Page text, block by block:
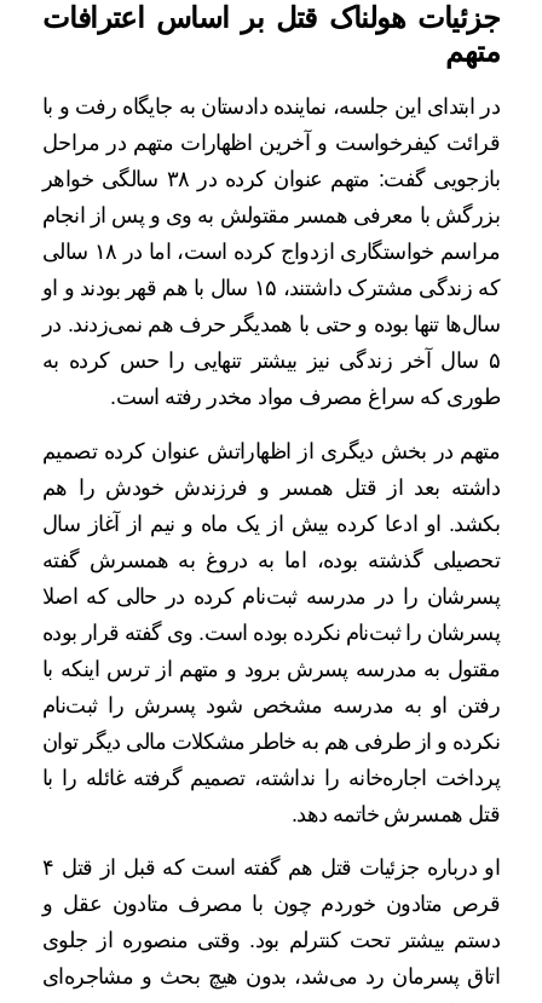
جزئیات هولناک قتل بر اساس اعترافات
متهم
در ابتدای این جلسه، نماینده دادستان به جایگاه رفت و با
قرائت کیفرخواست و آخرین اظهارات متهم در مراحل
بازجویی گفت: متهم عنوان کرده در ۳۸ سالگی خواهر
بزرگش با معرفی همسر مقتولش به وی و پس از انجام
مراسم خواستگاری ازدواج کرده است، اما در ۱۸ سالی
که زندگی مشترک داشتند، ۱۵ سال با هم قهر بودند و او
سال‌ها تنها بوده و حتی با همدیگر حرف هم نمی‌زدند. در
۵ سال آخر زندگی نیز بیشتر تنهایی را حس کرده به
طوری که سراغ مصرف مواد مخدر رفته است.
متهم در بخش دیگری از اظهاراتش عنوان کرده تصمیم
داشته بعد از قتل همسر و فرزندش خودش را هم
بکشد. او ادعا کرده بیش از یک‌ ماه‌ و نیم از آغاز سال
تحصیلی گذشته بوده، اما به دروغ به همسرش گفته
پسرشان را در مدرسه ثبت‌نام کرده در حالی که اصلا
پسرشان را ثبت‌نام نکرده بوده است. وی گفته قرار بوده
مقتول به مدرسه پسرش برود و متهم از ترس اینکه با
رفتن او به مدرسه مشخص شود پسرش را ثبت‌نام
نکرده و از طرفی هم به خاطر مشکلات مالی دیگر توان
پرداخت اجاره‌خانه را نداشته، تصمیم گرفته غائله را با
قتل همسرش خاتمه دهد.
او درباره جزئیات قتل هم گفته است که قبل از قتل ۴
قرص متادون خوردم چون با مصرف متادون عقل و
دستم بیشتر تحت کنترلم بود. وقتی منصوره از جلوی
اتاق پسرمان رد می‌شد، بدون هیچ بحث و مشاجره‌ای